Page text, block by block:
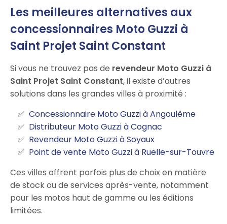
Les meilleures alternatives aux
concessionnaires Moto Guzzi à
Saint Projet Saint Constant
Si vous ne trouvez pas de revendeur Moto Guzzi à
Saint Projet Saint Constant, il existe d’autres
solutions dans les grandes villes à proximité :
Concessionnaire Moto Guzzi à Angoulême
Distributeur Moto Guzzi à Cognac
Revendeur Moto Guzzi à Soyaux
Point de vente Moto Guzzi à Ruelle-sur-Touvre
Ces villes offrent parfois plus de choix en matière
de stock ou de services après-vente, notamment
pour les motos haut de gamme ou les éditions
limitées.